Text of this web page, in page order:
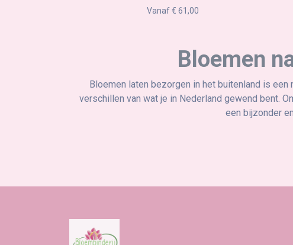
Vanaf € 61,00
Bloemen
Bloemen laten bezorgen in het buitenland is
verschillen van wat je in Nederland gewend bent.
een bijzonder